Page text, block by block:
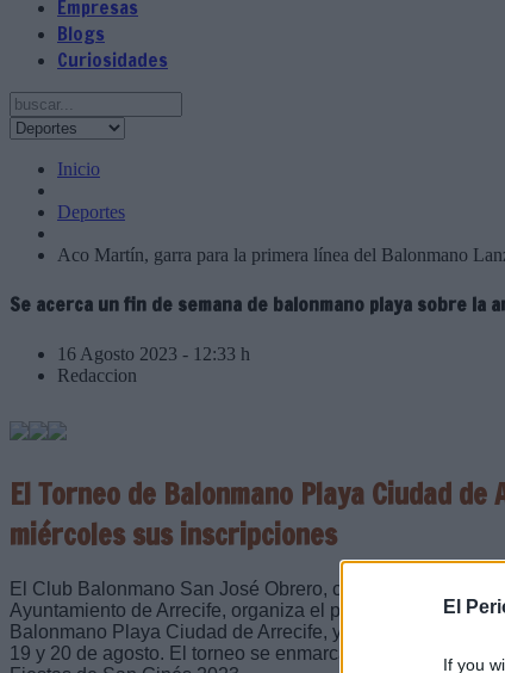
El
If you
Empresas
Blogs
Curiosidades
Inicio
Deportes
Aco Martín, garra para la primera línea del Balonmano
Se acerca un fin de semana de balonmano playa sobre la
16 Agosto 2023 - 12:33 h
Redaccion
El Torneo de Balonmano Playa Ciudad
miércoles sus inscripciones
El Club Balonmano San José Obrero, con el apoyo de la
Ayuntamiento de Arrecife, organiza el próximo fin de
Balonmano Playa Ciudad de Arrecife, y que se
19 y 20 de agosto. El torneo se enmarca dentro del